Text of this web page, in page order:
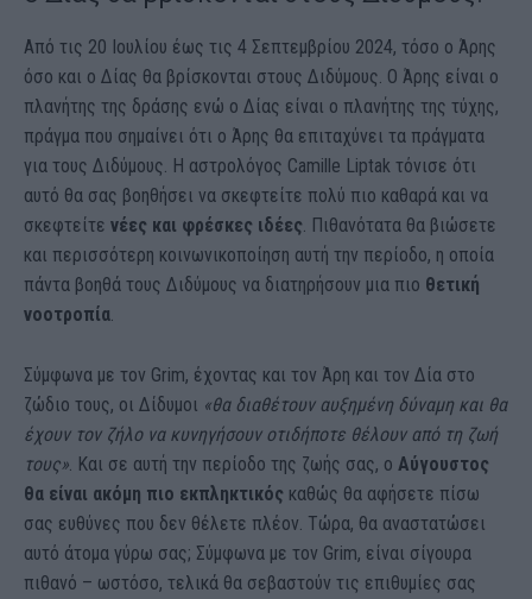
Από τις 20 Ιουλίου έως τις 4 Σεπτεμβρίου 2024, τόσο ο Άρης
όσο και ο Δίας θα βρίσκονται στους Διδύμους. Ο Άρης είναι ο
πλανήτης της δράσης ενώ ο Δίας είναι ο πλανήτης της τύχης,
πράγμα που σημαίνει ότι ο Άρης θα επιταχύνει τα πράγματα
για τους Διδύμους. Η αστρολόγος Camille Liptak τόνισε ότι
αυτό θα σας βοηθήσει να σκεφτείτε πολύ πιο καθαρά και να
σκεφτείτε νέες και φρέσκες ιδέες . Πιθανότατα θα βιώσετε
και περισσότερη κοινωνικοποίηση αυτή την περίοδο, η οποία
πάντα βοηθά τους Διδύμους να διατηρήσουν μια πιο θετική
νοοτροπία
Σύμφωνα με τον Grim, έχοντας και τον Άρη και τον Δία στο
ζώδιο τους, οι Δίδυμοι «θα διαθέτουν αυξημένη δύναμη και θα
έχουν τον ζήλο να κυνηγήσουν οτιδήποτε θέλουν από τη ζωή
τους» . Και σε αυτή την περίοδο της ζωής σας, ο Αύγουστος
θα είναι ακόμη πιο εκπληκτικός καθώς θα αφήσετε πίσω
σας ευθύνες που δεν θέλετε πλέον. Τώρα, θα αναστατώσει
αυτό άτομα γύρω σας; Σύμφωνα με τον Grim, είναι σίγουρα
πιθανό – ωστόσο, τελικά θα σεβαστούν τις επιθυμίες σας